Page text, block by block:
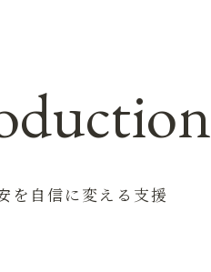
を自信に変える支援